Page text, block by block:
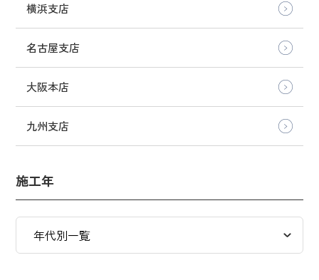
横浜支店
名古屋支店
大阪本店
九州支店
施工年